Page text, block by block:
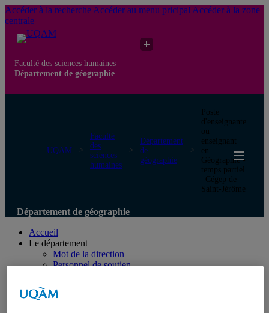
Accéder à la recherche Accéder au menu pricipal Accéder à la zone
centrale
Faculté des sciences humaines
Département de géographie
UQAM
Faculté
des
sciences
humaines
Département
de
géographie
Poste
d'enseignante
ou
enseignant
en
Géographie -
temps partiel
| Cégep de
Saint-Jérôme
Département de géographie
Accueil
Le département
Mot de la direction
Personnel de soutien
Programmes
Premier cycle